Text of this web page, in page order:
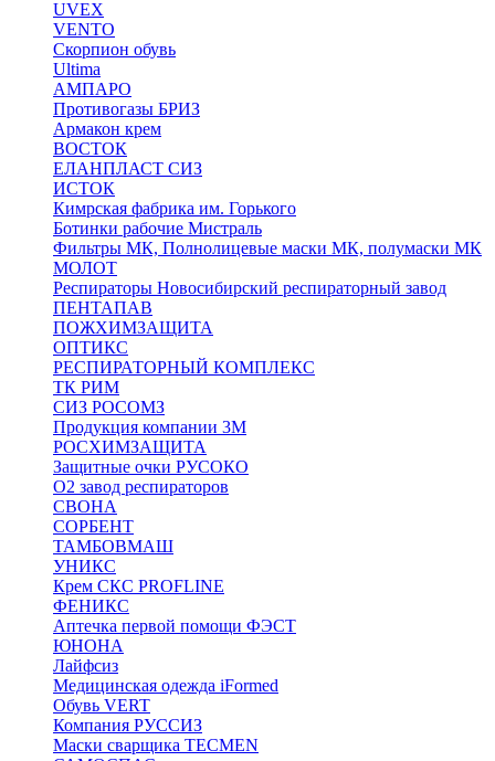
UVEX
VENTO
Скорпион обувь
Ultima
АМПАРО
Противогазы БРИЗ
Армакон крем
ВОСТОК
ЕЛАНПЛАСТ СИЗ
ИСТОК
Кимрская фабрика им. Горького
Ботинки рабочие Мистраль
Фильтры МК, Полнолицевые маски МК, полумаски МК
МОЛОТ
Респираторы Новосибирский респираторный завод
ПЕНТАПАВ
ПОЖХИМЗАЩИТА
ОПТИКС
РЕСПИРАТОРНЫЙ КОМПЛЕКС
ТК РИМ
СИЗ РОСОМЗ
Продукция компании 3M
РОСХИМЗАЩИТА
Защитные очки РУСОКО
О2 завод респираторов
СВОНА
СОРБЕНТ
ТАМБОВМАШ
УНИКС
Крем СКС PROFLINE
ФЕНИКС
Аптечка первой помощи ФЭСТ
ЮНОНА
Лайфсиз
Медицинская одежда iFormed
Обувь VERT
Компания РУССИЗ
Маски сварщика TECMEN